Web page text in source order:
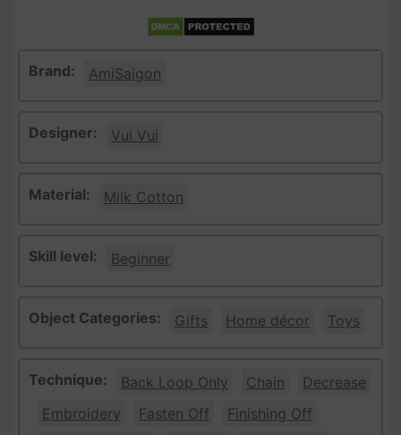
Brand: AmiSaigon
Designer: Vui Vui
Material: Milk Cotton
Skill level: Beginner
Object Categories: Gifts Home décor Toys
Technique: Back Loop Only Chain
Decrease
Embroidery
Fasten Off
Finishing Off